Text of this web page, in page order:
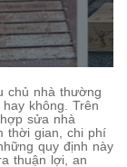
chủ nhà thường
không. Trên
sửa nhà
thời gian, chi phí
quy định này
thuận lợi, an